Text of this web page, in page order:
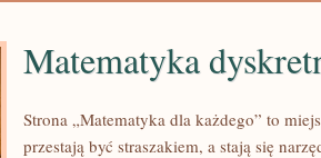
Matematyka
Strona „Matematyka dla każdego” to
przestają być straszakiem, a stają się